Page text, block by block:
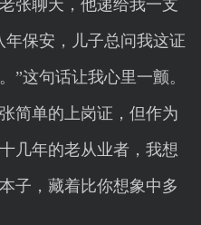
张聊天，他递给我一支
保安，儿子总问我这证
”这句话让我心里一颤。
简单的上岗证，但作为
几年的老从业者，我想
子，藏着比你想象中多